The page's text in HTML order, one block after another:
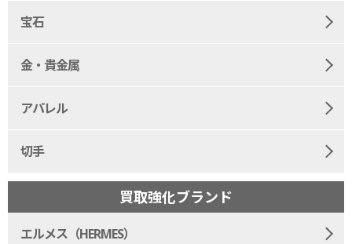
宝石
金・貴金属
アパレル
切手
買取強化ブランド
エルメス（HERMES）